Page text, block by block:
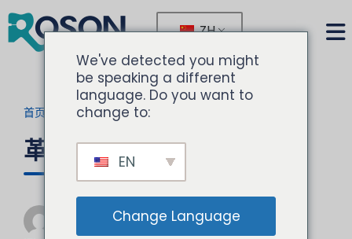
ZH
首页 博客>当前文章
革命性的牙科器械消毒技术
We've detected you might
be speaking a different
language. Do you want to
change to:
EN
Change Language